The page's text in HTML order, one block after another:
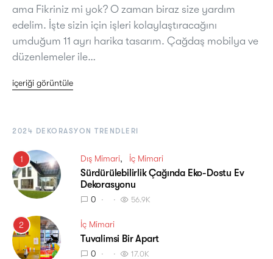
ama Fikriniz mi yok? O zaman biraz size yardım
edelim. İşte sizin için işleri kolaylaştıracağını
umduğum 11 ayrı harika tasarım. Çağdaş mobilya ve
düzenlemeler ile…
içeriği görüntüle
2024 DEKORASYON TRENDLERI
1 Dış Mimari İç Mimari
Sürdürülebilirlik Çağında Eko-Dostu Ev
Dekorasyonu
0 56.9K
2 İç Mimari
Tuvalimsi Bir Apart
0 17.0K